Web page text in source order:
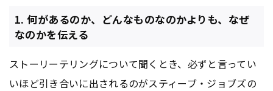
1. 何があるのか、どんなものなのかよりも、なぜ
なのかを伝える
ストーリーテリングについて聞くとき、必ずと言ってい
いほど引き合いに出されるのがスティーブ・ジョブズの